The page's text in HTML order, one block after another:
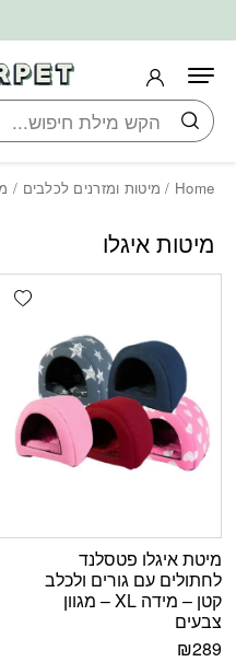
חיפוש
Home
/ מיטות ומזרנים לכלבים /
מיטות איגלו
מיטת איגלו פטסלנד
לחתולים עם גורים ולכלב
קטן – מידה XL – מגוון
צבעים
₪289